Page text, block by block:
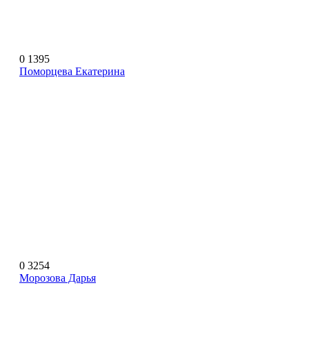
0 1395
Поморцева Екатерина
0 3254
Морозова Дарья